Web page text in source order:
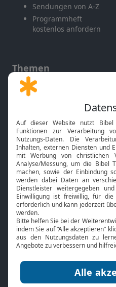
Sendungen von A-Z
Programmheft
kostenlos anfordern
Themen
Gott und Bibel erklärt
Neuigkeiten
Bibel TV
Über uns
Jobs
Mediadaten